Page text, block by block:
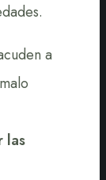
a
las